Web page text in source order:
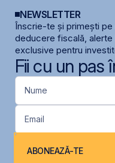
NEWSLETTER
Înscrie-te și primești
deducere fiscală,
exclusive pentru
Fii cu un pas
Nume
Email
ABONEAZĂ-TE